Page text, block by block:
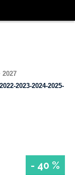
2027
2023-2024-2025-
- 40 %